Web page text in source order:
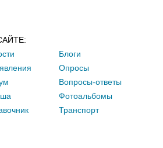
Блоги
Опросы
Вопросы-ответы
Фотоальбомы
Транспорт